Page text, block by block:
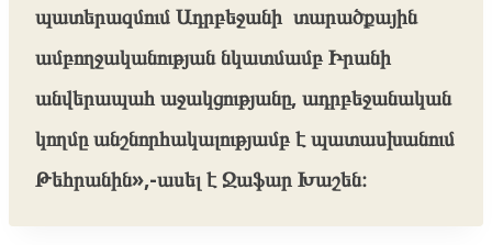
պատերազմում Ադրբեջանի տարածքային
ամբողջականության նկատմամբ Իրանի
անվերապահ աջակցությանը, ադրբեջանական
կողմը անշնորհակալությամբ է պատասխանում
Թեհրանին»,-ասել է Ջաֆար Խաշեն։